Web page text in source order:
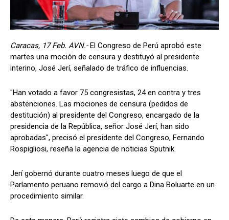
Caracas, 17 Feb. AVN.-El Congreso de Perú aprobó este
martes una moción de censura y destituyó al presidente
interino, José Jerí, señalado de tráfico de influencias.
"Han votado a favor 75 congresistas, 24 en contra y tres
abstenciones. Las mociones de censura (pedidos de
destitución) al presidente del Congreso, encargado de la
presidencia de la República, señor José Jerí, han sido
aprobadas", precisó el presidente del Congreso, Fernando
Rospigliosi, reseña la agencia de noticias Sputnik.
Jerí gobernó durante cuatro meses luego de que el
Parlamento peruano removió del cargo a Dina Boluarte en un
procedimiento similar.